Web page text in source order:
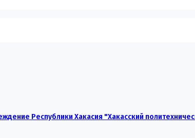
Республики Хакасия "Хакасский